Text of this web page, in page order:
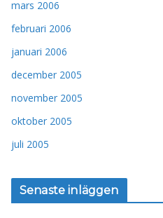
mars 2006
februari 2006
januari 2006
december 2005
november 2005
oktober 2005
juli 2005
Senaste inläggen